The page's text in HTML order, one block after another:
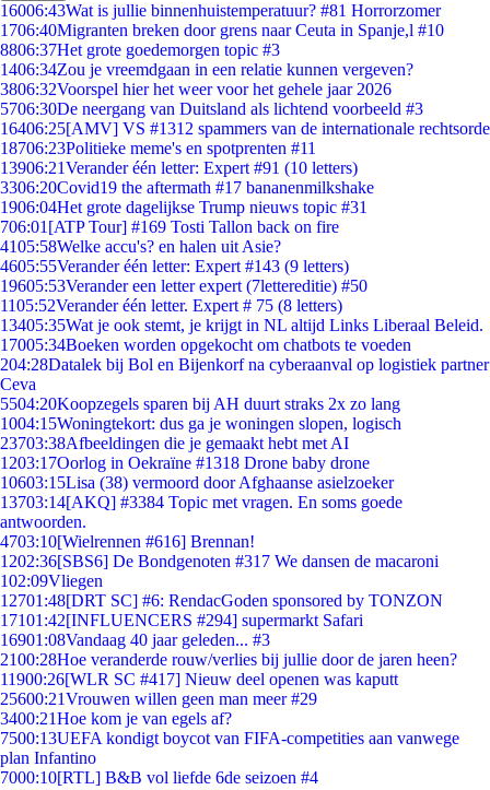
16006:43Wat is jullie binnenhuistemperatuur? #81 Horrorzomer
1706:40Migranten breken door grens naar Ceuta in Spanje,l #10
8806:37Het grote goedemorgen topic #3
1406:34Zou je vreemdgaan in een relatie kunnen vergeven?
3806:32Voorspel hier het weer voor het gehele jaar 2026
5706:30De neergang van Duitsland als lichtend voorbeeld #3
16406:25[AMV] VS #1312 spammers van de internationale rechtsorde
18706:23Politieke meme's en spotprenten #11
13906:21Verander één letter: Expert #91 (10 letters)
3306:20Covid19 the aftermath #17 bananenmilkshake
1906:04Het grote dagelijkse Trump nieuws topic #31
706:01 [ATP Tour] #169 Tosti Tallon back on fire
4105:58Welke accu's? en halen uit Asie?
4605:55Verander één letter: Expert #143 (9 letters)
19605:53Verander een letter expert (7lettereditie) #50
1105:52Verander één letter. Expert # 75 (8 letters)
13405:35Wat je ook stemt, je krijgt in NL altijd Links Liberaal Beleid.
17005:34Boeken worden opgekocht om chatbots te voeden
204:28Datalek bij Bol en Bijenkorf na cyberaanval op logistiek partner
Ceva
5504:20Koopzegels sparen bij AH duurt straks 2x zo lang
1004:15Woningtekort: dus ga je woningen slopen, logisch
23703:38Afbeeldingen die je gemaakt hebt met AI
1203:17Oorlog in Oekraïne #1318 Drone baby drone
10603:15Lisa (38) vermoord door Afghaanse asielzoeker
13703:14[AKQ] #3384 Topic met vragen. En soms goede
antwoorden.
4703:10[Wielrennen #616] Brennan!
1202:36[SBS6] De Bondgenoten #317 We dansen de macaroni
102:09Vliegen
12701:48[DRT SC] #6: RendacGoden sponsored by TONZON
17101:42[INFLUENCERS #294] supermarkt Safari
16901:08Vandaag 40 jaar geleden... #3
2100:28Hoe veranderde rouw/verlies bij jullie door de jaren heen?
11900:26[WLR SC #417] Nieuw deel openen was kaputt
25600:21Vrouwen willen geen man meer #29
3400:21Hoe kom je van egels af?
7500:13UEFA kondigt boycot van FIFA-competities aan vanwege
plan Infantino
7000:10[RTL] B&B vol liefde 6de seizoen #4